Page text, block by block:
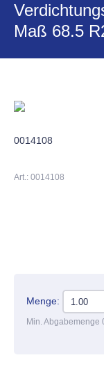
Maß 68.5
0014108
Art.: 0014108
Menge:
Min. Abgabemenge